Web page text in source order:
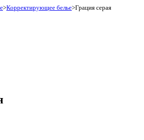
>Корректирующее белье>Грация серая